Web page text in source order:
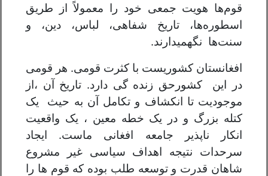
قوم‌ها هویت جمعی خود را معمولاً از طریق
اسطوره‌ها، تاریخ شفاهی، لباس، دین، و
سنت‌ها نگهمیدارند.
افغانستان کشوریست با کثرت قومی. هر قومی
در این کشورحق زنده گی دارد. تاریخ آن ،از
موجودیت تا انکشاف و تکامل آن به حیث یک
کتله بزرگ و در یک خطه معین ، یک واقعیت
انکار ناپذیر جامعه افغانی ماست. ایجاد
سرحدات نتیجه اهداف سیاسی غیر مشروع
شاهان قدرت و توسعه طلب بوده که قوم ها را